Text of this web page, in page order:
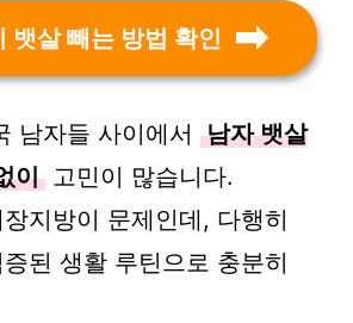
뱃살 빼는 방법 확인
남자들 사이에서 남자 뱃살
이 고민이 많습니다.
지방이 문제인데, 다행히
된 생활 루틴으로 충분히